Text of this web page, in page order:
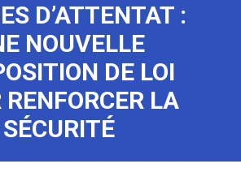
D’ATTENTAT :
NOUVELLE
DE LOI
RENFORCER LA
SÉCURITÉ